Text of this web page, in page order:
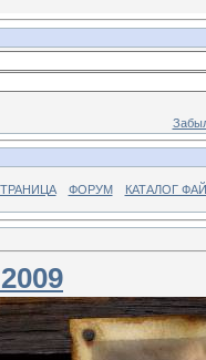
ФОРУМ КАТАЛОГ